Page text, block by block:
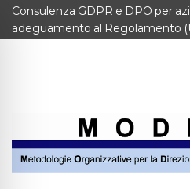
MODINETWORK
Chi Siamo
Corsi
Consulenza GDPR e DPO per
adeguamento al Regolamento